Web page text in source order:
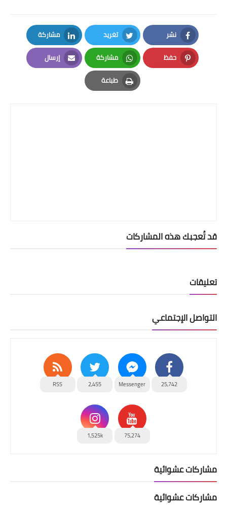
نشر
Facebook
تغريد
Twitter
مشاركة
LinkedIn
حفظ
Pinterest
مشاركة
Whatsapp
إرسال
Email
طباعة
Print
قد تُعجبك هذه المشاركات
تعليقات
التواصل الإجتماعي
25,742
Messenger
2,455
RSS
75,274
1,525k
مشاركات عشوائية
مشاركات عشوائية